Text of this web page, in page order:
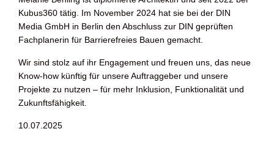
Kubus360 tätig. Im November 2024 hat sie bei der DIN
Media GmbH in Berlin den Abschluss zur DIN geprüften
Fachplanerin für Barrierefreies Bauen gemacht.
Wir sind stolz auf ihr Engagement und freuen uns, das neue
Know-how künftig für unsere Auftraggeber und unsere
Projekte zu nutzen – für mehr Inklusion, Funktionalität und
Zukunftsfähigkeit.
10.07.2025